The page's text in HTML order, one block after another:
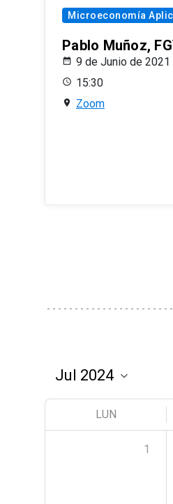
Microeconomía
Pablo Muñoz,
9 de Junio de 2021
15:30
Zoom
LUN
1